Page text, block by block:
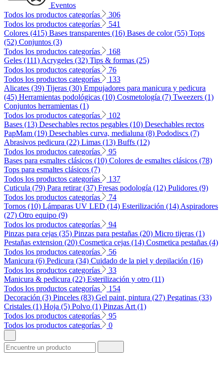
Eventos
Todos los productos categorías
306
Todos los productos categorías
541
Colores (415) Bases transparentes (16) Bases de color (55) Tops
(52) Conjuntos (3)
Todos los productos categorías
168
Geles (111) Acrygeles (32) Tips & formas (25)
Todos los productos categorías
76
Todos los productos categorías
133
Alicates (39) Tijeras (30) Empujadores para manicura y pedicura
(45) Herramientas podológicas (10) Cosmetología (7) Tweezers (1)
Conjuntos herramientas (1)
Todos los productos categorías
102
Bases (13) Desechables rectos pegables (10) Desechables rectos
PapMam (19) Desechables curva, medialuna (8) Pododiscs (7)
Abrasivos pedicura (22) Limas (13) Buffs (12)
Todos los productos categorías
95
Bases para esmaltes clásicos (10) Colores de esmaltes clásicos (78)
Tops para esmaltes clásicos (7)
Todos los productos categorías
137
Cuticula (79) Para retirar (37) Fresas podología (12) Pulidores (9)
Todos los productos categorías
74
Tornos (10) Lámparas UV LED (14) Esterilización (14) Aspiradores
(27) Otro equipo (9)
Todos los productos categorías
94
Pinzas para cejas (35) Pinzas para pestañas (20) Micro tijeras (1)
Pestañas extension (20) Cosmetica cejas (14) Cosmetica pestañas (4)
Todos los productos categorías
56
Manicura (6) Pedicura (34) Cuidado de la piel y depilación (16)
Todos los productos categorías
33
Manicura & pedicura (22) Esterilización y otro (11)
Todos los productos categorías
154
Decoración (3) Pinceles (83) Gel paint, pintura (27) Pegatinas (33)
Cristales (1) Hoja (5) Polvo (1) Pinzas Art (1)
Todos los productos categorías
95
Todos los productos categorías
0